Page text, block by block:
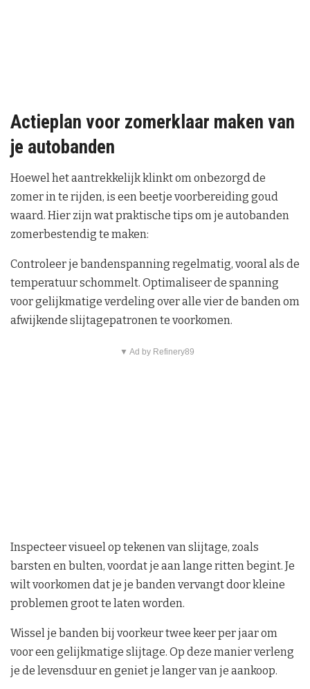
Actieplan voor zomerklaar maken van
je autobanden
Hoewel het aantrekkelijk klinkt om onbezorgd de
zomer in te rijden, is een beetje voorbereiding goud
waard. Hier zijn wat praktische tips om je autobanden
zomerbestendig te maken:
Controleer je bandenspanning regelmatig, vooral als de
temperatuur schommelt. Optimaliseer de spanning
voor gelijkmatige verdeling over alle vier de banden om
afwijkende slijtagepatronen te voorkomen.
▼ Ad by Refinery89
Inspecteer visueel op tekenen van slijtage, zoals
barsten en bulten, voordat je aan lange ritten begint. Je
wilt voorkomen dat je je banden vervangt door kleine
problemen groot te laten worden.
Wissel je banden bij voorkeur twee keer per jaar om
voor een gelijkmatige slijtage. Op deze manier verleng
je de levensduur en geniet je langer van je aankoop.